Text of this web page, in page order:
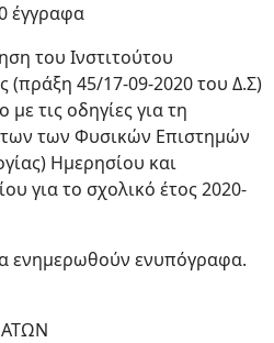
έγγραφα
του Ινστιτούτου
(πράξη 45/17-09-2020 του Δ.Σ)
τις οδηγίες για τη
των Φυσικών Επιστημών
Ημερησίου και
για το σχολικό έτος 2020-
ενημερωθούν ενυπόγραφα.